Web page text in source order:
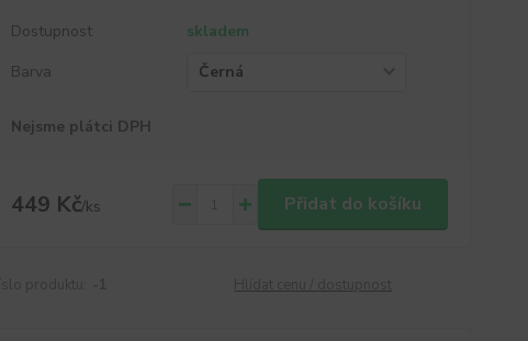
Dostupnost
skladem
Barva
Nejsme plátci DPH
449 Kč/ks Přidat do košíku